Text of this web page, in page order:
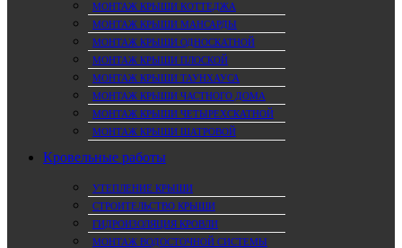
МОНТАЖ КРЫШИ КОТТЕДЖА
МОНТАЖ КРЫШИ МАНСАРДЫ
МОНТАЖ КРЫШИ ОДНОСКАТНОЙ
МОНТАЖ КРЫШИ ПЛОСКОЙ
МОНТАЖ КРЫШИ ТАУНХАУСА
МОНТАЖ КРЫШИ ЧАСТНОГО ДОМА
МОНТАЖ КРЫШИ ЧЕТЫРЕХСКАТНОЙ
МОНТАЖ КРЫШИ ШАТРОВОЙ
Кровельные работы
УТЕПЛЕНИЕ КРЫШИ
СТРОИТЕЛЬСТВО КРЫШИ
ГИДРОИЗОЛЯЦИЯ КРОВЛИ
МОНТАЖ ВОДОСТОЧНОЙ СИСТЕМЫ